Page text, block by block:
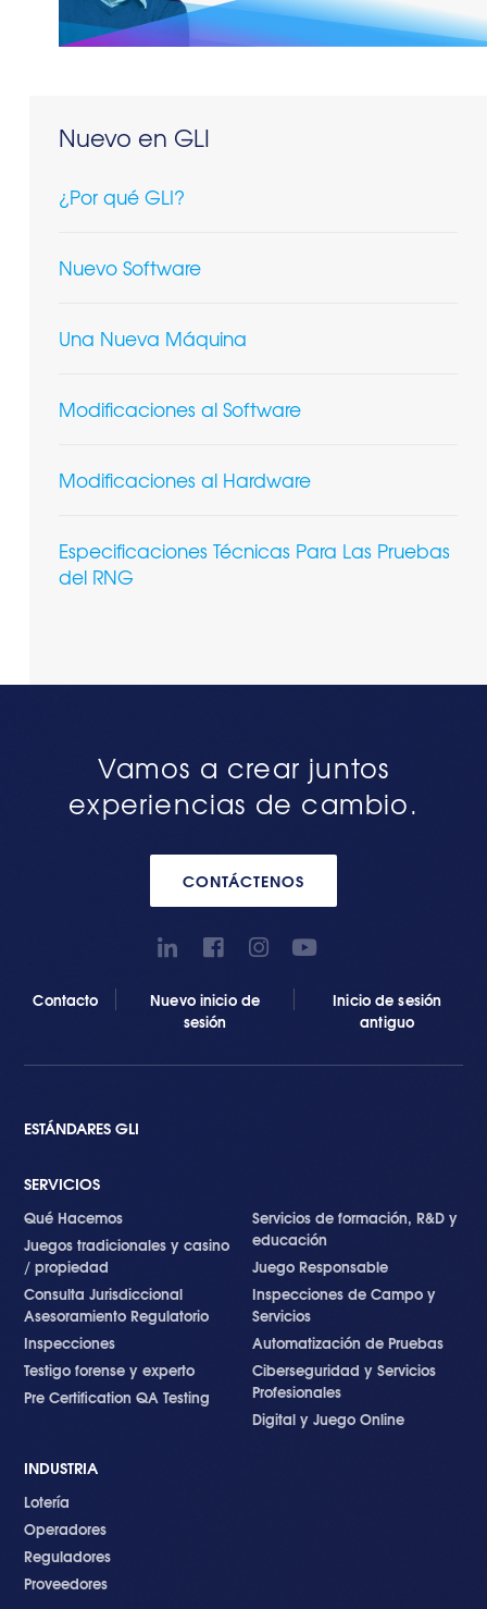
Nuevo en GLI
¿Por qué GLI?
Nuevo Software
Una Nueva Máquina
Modificaciones al Software
Modificaciones al Hardware
Especificaciones Técnicas Para Las Pruebas
del RNG
Vamos a crear juntos
experiencias de cambio.
CONTÁCTENOS
Contacto
Nuevo inicio de
sesión
Inicio de sesión
antiguo
ESTÁNDARES GLI
SERVICIOS
Qué Hacemos
Juegos tradicionales y casino
/ propiedad
Consulta Jurisdiccional
Asesoramiento Regulatorio
Inspecciones
Testigo forense y experto
Pre Certification QA Testing
Servicios de formación, R&D y
educación
Juego Responsable
Inspecciones de Campo y
Servicios
Automatización de Pruebas
Ciberseguridad y Servicios
Profesionales
Digital y Juego Online
INDUSTRIA
Lotería
Operadores
Reguladores
Proveedores